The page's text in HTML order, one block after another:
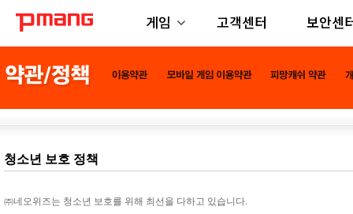
게임 고객센터 보안센
청소년 보호 정책
㈜네오위즈는 청소년 보호를 위해 최선을 다하고 있습니다.